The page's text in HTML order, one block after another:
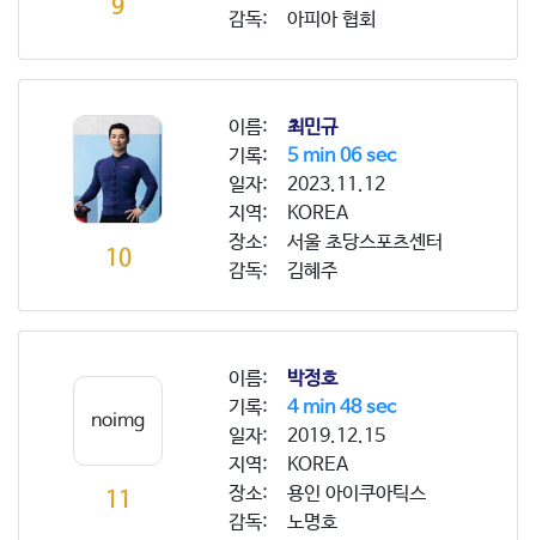
9
감독:
아피아 협회
10
이름:
최민규
기록:
5 min 06 sec
일자:
2023.11.12
지역:
KOREA
장소:
서울 초당스포츠센터
감독:
김혜주
noimg
11
이름:
박정호
기록:
4 min 48 sec
일자:
2019.12.15
지역:
KOREA
장소:
용인 아이쿠아틱스
감독:
노명호